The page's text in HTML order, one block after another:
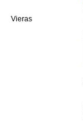
Vieras